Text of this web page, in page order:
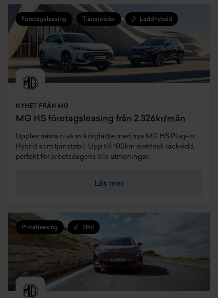
Företagsleasing Tjänstebilar Laddhybrid
NYHET FRÅN MG
MG HS företagsleasing från 2.326kr/mån
Upplev nästa nivå av körglädje med nya MG HS Plug-in
Hybrid som tjänstebil. Upp till 100km elektrisk räckvidd,
perfekt för arbetsdagens alla utmaningar.
Läs mer
Privatleasing Elbil